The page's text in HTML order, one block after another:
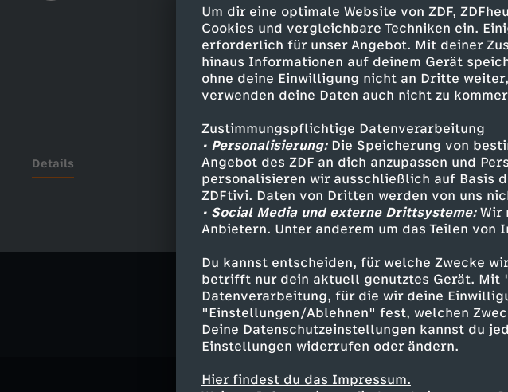
Um dir eine optimale Website von ZDF,
Cookies und vergleichbare Techniken ein.
erforderlich für unser Angebot. Mit deiner
hinaus Informationen auf deinem Gerät
ohne deine Einwilligung nicht an Dritte
verwenden deine Daten auch nicht zu
Zustimmungspflichtige Datenverarbeitung
• Personalisierung:Die Speicherung von
Angebot des ZDF an dich anzupassen und
personalisieren wir ausschließlich auf Basis
ZDFtivi. Daten von Dritten werden von uns
• Social Media und externe Drittsysteme:Wir
Anbietern. Unter anderem um das Teilen von
Du kannst entscheiden, für welche Zwecke
betrifft nur dein aktuell genutztes Gerät. Mit
Datenverarbeitung, für die wir deine
"Einstellungen/Ablehnen" fest, welchen
Deine Datenschutzeinstellungen kannst du
Einstellungen widerrufen oder ändern.
Hier findest du das Impressum.
Details
Ähnliche Inhalte
Politik Magazin informativ